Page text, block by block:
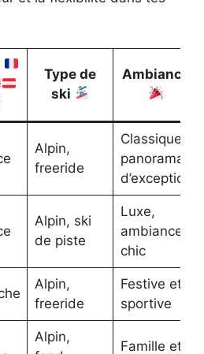
Type de
ski
Ambiance
Alpin,
freeride
Classique,
panoramas
d’exception
Alpin, ski
de piste
Luxe,
ambiance
chic
Alpin,
freeride
Festive et
sportive
Alpin,
Famille et